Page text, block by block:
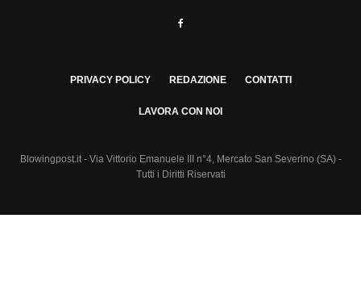
PRIVACY POLICY REDAZIONE CONTATTI
LAVORA CON NOI
Blowingpost.it - Via Vittorio Emanuele III n°4, Mercato San Severino (SA) -
Tutti i Diritti Riservati